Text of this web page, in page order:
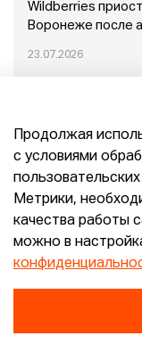
Wildberries
Воронеже после
23.07.2026
Конец эпохи
Mr.Doors Максима
26.06.2026
Продолжая
с условиями
Метрики,
качества работы
можно в